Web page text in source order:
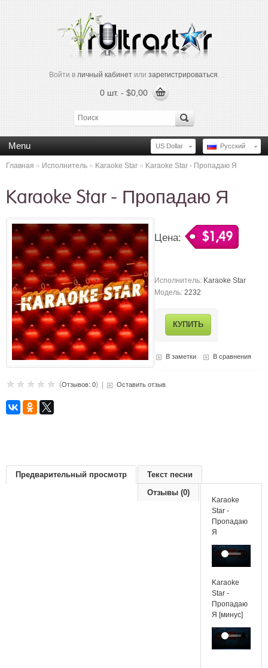
Войти в личный кабинетили зарегистрироваться.
0 шт. - $0,00
Русский
US Dollar
Menu
Главная » Исполнитель » Karaoke Star » Karaoke Star - Пропадаю Я
Karaoke Star - Пропадаю Я
Цена: $1,49
Исполнитель: Karaoke Star
Модель: 2232
В заметки В сравнения
(Отзывов: 0) | Оставить отзыв
Предварительный просмотр
Текст песни
Отзывы (0)
Karaoke
Star -
Пропадаю
Я
Karaoke
Star -
Пропадаю
Я [минус]